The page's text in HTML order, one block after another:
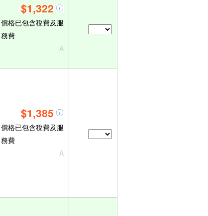
$1,322
價格已包含稅費及服
務費
A
$1,385
價格已包含稅費及服
務費
A